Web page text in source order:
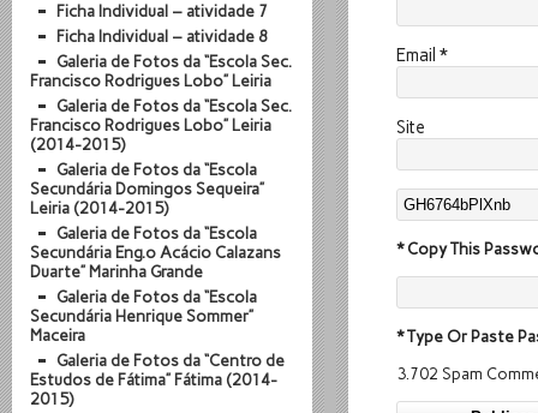
Email *
Site
* Copy This
* Type Or Paste
3.702 Spam
Ficha Individual – atividade 7
Ficha Individual – atividade 8
Galeria de Fotos da “Escola Sec.
Francisco Rodrigues Lobo” Leiria
Galeria de Fotos da “Escola Sec.
Francisco Rodrigues Lobo” Leiria
(2014-2015)
Galeria de Fotos da “Escola
Secundária Domingos Sequeira”
Leiria (2014-2015)
Galeria de Fotos da “Escola
Secundária Eng.º Acácio Calazans
Duarte” Marinha Grande
Galeria de Fotos da “Escola
Secundária Henrique Sommer”
Maceira
Galeria de Fotos da “Centro de
Estudos de Fátima” Fátima (2014-
2015)